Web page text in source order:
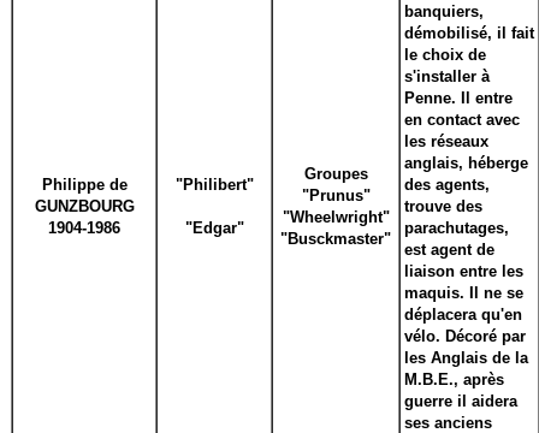
Philippe de
GUNZBOURG
1904-1986
"Philibert"
"Edgar"
Groupes
"Prunus"
"Wheelwright"
"Busckmaster"
banquiers,
démobilisé, il fait
le choix de
s'installer à
Penne. Il entre
en contact avec
les réseaux
anglais, héberge
des agents,
trouve des
parachutages,
est agent de
liaison entre les
maquis. Il ne se
déplacera qu'en
vélo. Décoré par
les Anglais de la
M.B.E., après
guerre il aidera
ses anciens